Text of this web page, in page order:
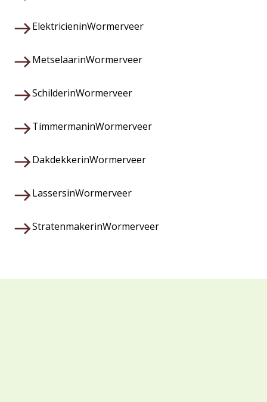
ElektricieninWormerveer
MetselaarinWormerveer
SchilderinWormerveer
TimmermaninWormerveer
DakdekkerinWormerveer
LassersinWormerveer
StratenmakerinWormerveer